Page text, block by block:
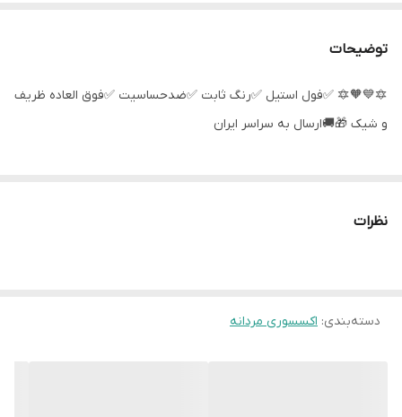
توضیحات
🔯💙🧡🔯 ✅فول استیل ✅رنگ ثابت ✅ضدحساسیت ✅فوق العاده ظریف
و شیک 🎁🚚ارسال به سراسر ایران
نظرات
دسته‌بندی: اکسسوری مردانه